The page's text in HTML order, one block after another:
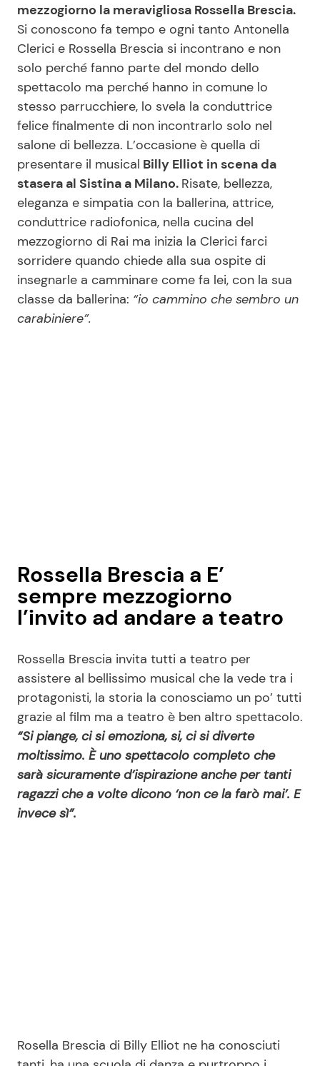
Salute
Viaggi e Turismo
Festività
Ricette Facili e Veloci
Ricette Feste
Ricette per Bambini
Seguici
Info
Chi siamo
Disclaimer e Privacy
Redazione
mezzogiorno la meravigliosa Rossella Brescia.
Si conoscono fa tempo e ogni tanto Antonella
Clerici e Rossella Brescia si incontrano e non
solo perché fanno parte del mondo dello
spettacolo ma perché hanno in comune lo
stesso parrucchiere, lo svela la conduttrice
felice finalmente di non incontrarlo solo nel
salone di bellezza. L’occasione è quella di
presentare il musical Billy Elliot in scena da
stasera al Sistina a Milano. Risate, bellezza,
eleganza e simpatia con la ballerina, attrice,
conduttrice radiofonica, nella cucina del
mezzogiorno di Rai ma inizia la Clerici farci
sorridere quando chiede alla sua ospite di
insegnarle a camminare come fa lei, con la sua
classe da ballerina: “io cammino che sembro un
carabiniere”.
Rossella Brescia a E’
sempre mezzogiorno
l’invito ad andare a teatro
Rossella Brescia invita tutti a teatro per
assistere al bellissimo musical che la vede tra i
protagonisti, la storia la conosciamo un po’ tutti
grazie al film ma a teatro è ben altro spettacolo.
“Si piange, ci si emoziona, si, ci si diverte
moltissimo. È uno spettacolo completo che
sarà sicuramente d’ispirazione anche per tanti
ragazzi che a volte dicono ‘non ce la farò mai’. E
invece sì”.
Rosella Brescia di Billy Elliot ne ha conosciuti